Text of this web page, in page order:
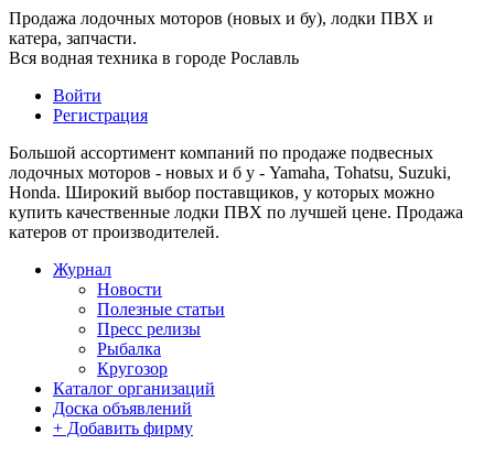
Продажа лодочных моторов (новых и бу), лодки ПВХ и
катера, запчасти.
Вся водная техника в городе Рославль
Войти
Регистрация
Большой ассортимент компаний по продаже подвесных
лодочных моторов - новых и б у - Yamaha, Tohatsu, Suzuki,
Honda. Широкий выбор поставщиков, у которых можно
купить качественные лодки ПВХ по лучшей цене. Продажа
катеров от производителей.
Журнал
Новости
Полезные статьи
Пресс релизы
Рыбалка
Кругозор
Каталог организаций
Доска объявлений
+ Добавить фирму